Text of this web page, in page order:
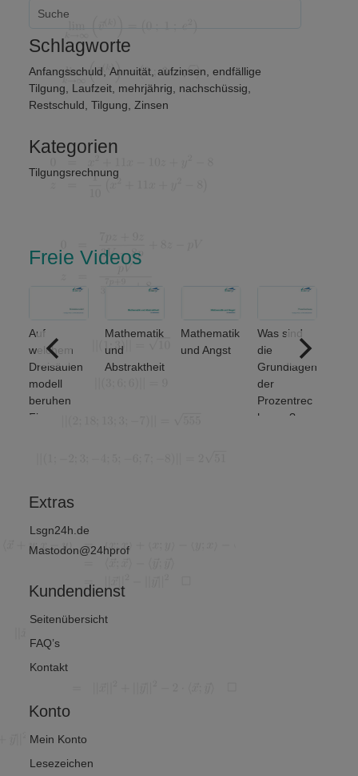
Schlagworte
Anfangsschuld Annuität, aufzinsen endfällige
Tilgung
Laufzeit, mehrjährig nachschüssig
Restschuld Tilgung Zinsen
Kategorien
Tilgungsrechnung
Freie Videos
welchem
Dreisäulen
modell
beruhen
Finanz-
Mathematik
Abstraktheit
Mathematik
und Angst
Was sind
die
Grundlagen
Prozentrec
hnung?
den
erationen
Extras
Lsgn24h.de
Mastodon@24hprof
Kundendienst
Seitenübersicht
FAQ’s
Kontakt
Konto
Mein Konto
Lesezeichen